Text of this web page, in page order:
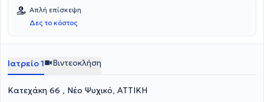
Αθηνών και εξειδικεύτηκε στην Ορθοπαιδική Αθλητιατρική και τις
σύγχρονες επανορθωτικές χειρουργικές τεχνικές ελάχιστης
επεμβατικότητας (MIS) . Από το 2018 είναι Δικαστικός
Ορθοπαιδικός πραγματογνώμονας (τεχνικός σύμβουλος) μεγάλων
είναι επικεφαλής της χειρουργικής ομάδας OrthoSoma (Ορθό-
Σώμα).
Απλή επίσκεψη
Δες το κόστος
Ιατρείο 1 Βιντεοκλήση
Κατεχάκη 66 , Νέο Ψυχικό, ΑΤΤΙΚΗ